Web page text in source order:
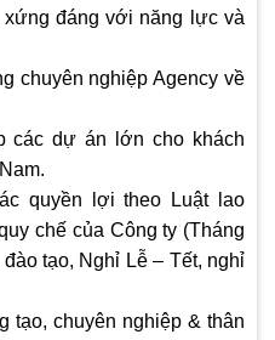
đáng với năng lực và
chuyên nghiệp Agency về
các dự án lớn cho khách
quyền lợi theo Luật lao
chế của Công ty (Tháng
tạo, Nghỉ Lễ – Tết, nghỉ
tạo, chuyên nghiệp & thân